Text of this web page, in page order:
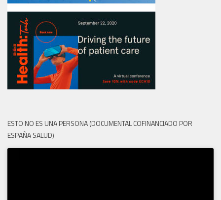
ESTO NO ES UNA PERSONA (DOCUMENTAL COFINANCIADO POR
ESPAÑA SALUD)